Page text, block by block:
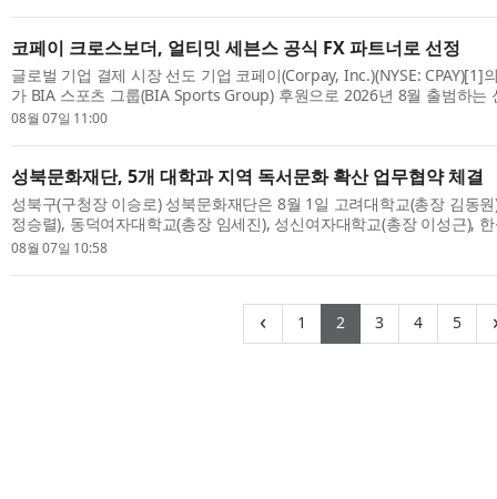
코페이 크로스보더, 얼티밋 세븐스 공식 FX 파트너로 선정
글로벌 기업 결제 시장 선도 기업 코페이(Corpay, Inc.)(NYSE: CPAY)[1]
가 BIA 스포츠 그룹(BIA Sports Group) 후원으로 2026년 8월 출범하는
븐스 챔피언십인 ‘얼티밋 세븐스(Ultimate Sevens)’와 계약을 체결했다.
08월 07일 11:00
성북문화재단, 5개 대학과 지역 독서문화 확산 업무협약 체결
성북구(구청장 이승로) 성북문화재단은 8월 1일 고려대학교(총장 김동
정승렬), 동덕여자대학교(총장 임세진), 성신여자대학교(총장 이성근),
원)와 지역 독서문화 확산을 위한 협력 사업에 대해 업무협약을 체결했
08월 07일 10:58
‹ 1 (current)
2(current)
3(current)
4 5